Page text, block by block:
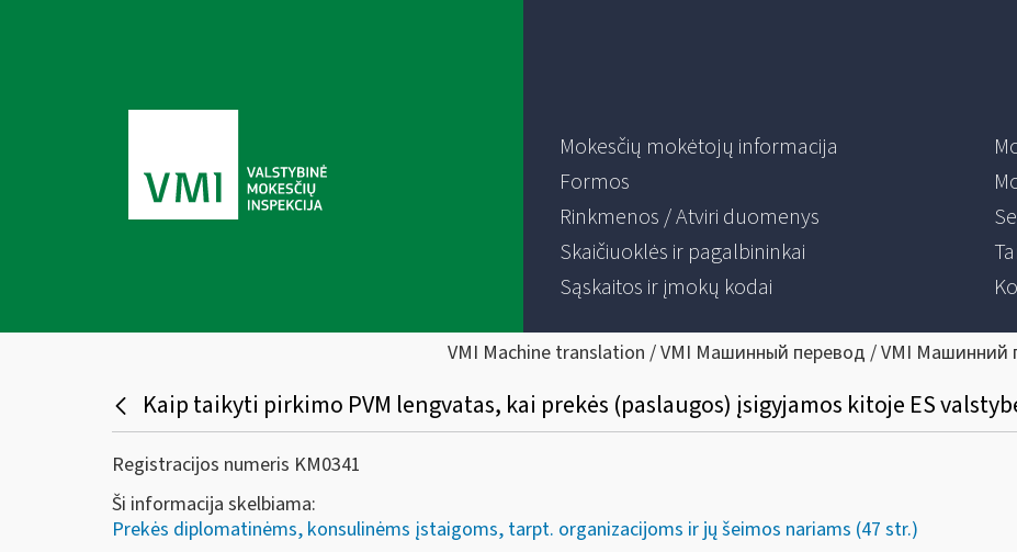
Mokesčių mokėtojų informacija
Formos
Rinkmenos / Atviri duomenys
Skaičiuoklės ir pagalbininkai
Sąskaitos ir įmokų kodai
VMI Machine translation / VMI Машинный перевод / VMI Машинний
Kaip taikyti pirkimo PVM lengvatas, kai prekės (paslaugos) įsigyjamos kitoje ES
Registracijos numeris KM0341
Ši informacija skelbiama:
Prekės diplomatinėms, konsulinėms įstaigoms, tarpt. organizacijoms ir jų šeimos nariams (47 str.)